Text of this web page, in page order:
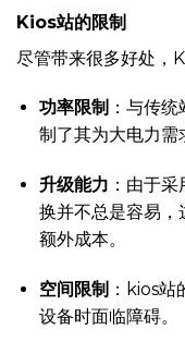
Kios站的限制
尽管带来很多好处，
功率限制 ：与传
制了其为大电力需
升级能力 ：由于
换并不总是容易，
额外成本。
空间限制 ：kios
设备时面临障碍。